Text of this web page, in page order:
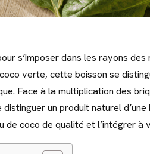
s’imposer dans les rayons des
verte, cette boisson se
Face à la multiplication des
un produit naturel d’une
de coco de qualité et l’intégrer à